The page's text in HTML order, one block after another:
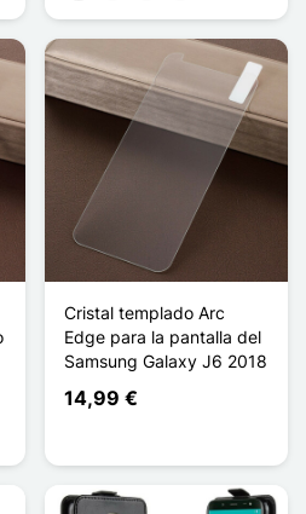
Cristal templado Arc
Edge para la pantalla del
Samsung Galaxy J6 2018
14,99 €